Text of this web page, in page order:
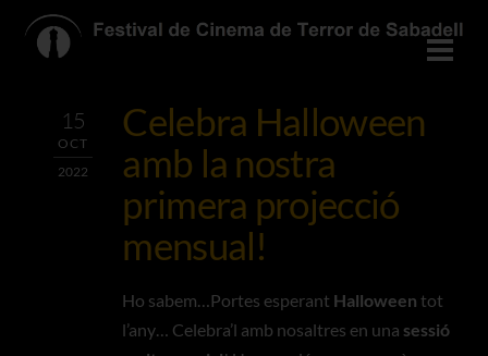
15
OCT
2022
Celebra Halloween
amb la nostra
primera projecció
mensual!
Ho sabem…Portes esperant Halloweentot
l’any… Celebra’l amb nosaltres en una sessió